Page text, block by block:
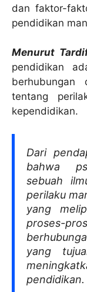
dan faktor-
pendidikan
Menurut
pendidikan
berhubungan
tentang
kependidikan.
Dari
bahwa
sebuah
perilaku
yang
proses-
yang
pendidikan.